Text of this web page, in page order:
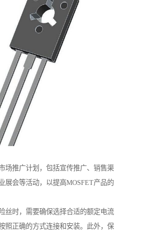
场推广计划，包括宣传推广、销售渠
展会等活动，以提高MOSFET产品的
丝时，需要确保选择合适的额定电流
照正确的方式连接和安装。此外，保